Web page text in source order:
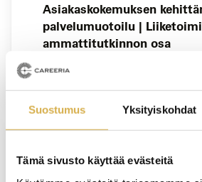
Suostumus Yksityiskohdat
Tämä sivusto käyttää evästeitä
Asiakaskokemuksen
palvelumuotoilu |
ammattitutkinnon osa
JATKUVA HAKU
KERAVA